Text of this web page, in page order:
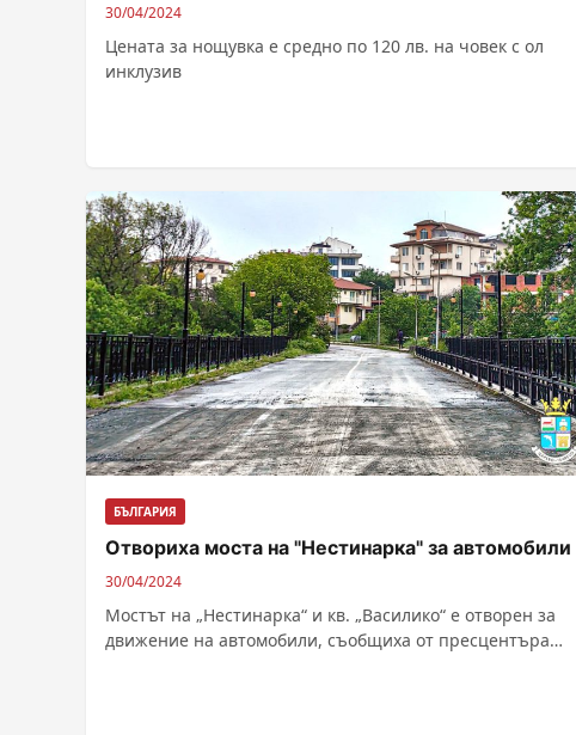
30/04/2024
Цената за нощувка е средно по 120 лв. на човек с ол
инклузив
БЪЛГАРИЯ
Отвориха моста на "Нестинарка" за автомобили
30/04/2024
Мостът на „Нестинарка“ и кв. „Василико“ е отворен за
движение на автомобили, съобщиха от пресцентъра